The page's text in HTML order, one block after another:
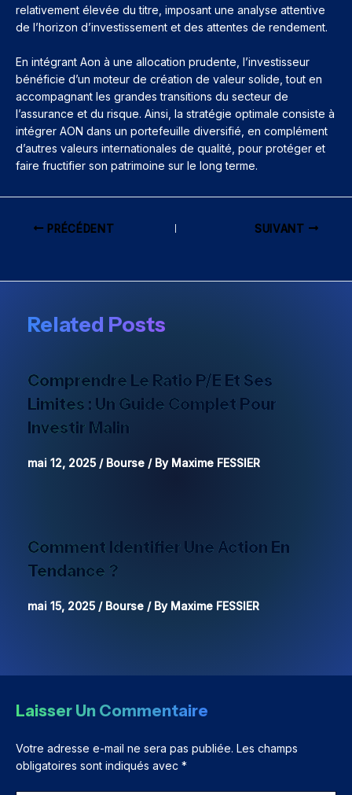
relativement élevée du titre, imposant une analyse attentive
de l’horizon d’investissement et des attentes de rendement.
En intégrant Aon à une allocation prudente, l’investisseur
bénéficie d’un moteur de création de valeur solide, tout en
accompagnant les grandes transitions du secteur de
l’assurance et du risque. Ainsi, la stratégie optimale consiste à
intégrer AON dans un portefeuille diversifié, en complément
d’autres valeurs internationales de qualité, pour protéger et
faire fructifier son patrimoine sur le long terme.
PRÉCÉDENT SUIVANT
Related Posts
Comprendre Le Ratio P/E Et Ses
Limites : Un Guide Complet Pour
Investir Malin
mai 12, 2025 / Bourse / By Maxime FESSIER
Comment Identifier Une Action En
Tendance ?
mai 15, 2025 / Bourse / By Maxime FESSIER
Laisser Un Commentaire
Votre adresse e-mail ne sera pas publiée. Les champs
obligatoires sont indiqués avec *